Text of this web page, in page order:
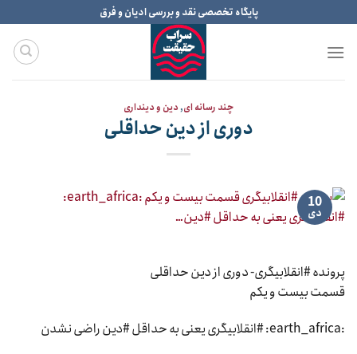
to
content
پایگاه تخصصی نقد و بررسی ادیان و فرق
چند رسانه ای,دین و دینداری
دوری از دین حداقلی
10
دی
پرونده #انقلابیگری- دوری از دین حداقلی
قسمت بیست و یکم
:earth_africa: #انقلابیگری یعنی به حداقل #دین راضی نشدن